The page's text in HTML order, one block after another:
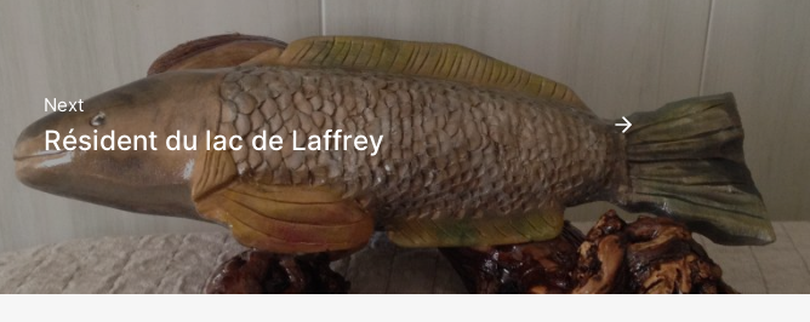
Next
Résident du lac de Laffrey